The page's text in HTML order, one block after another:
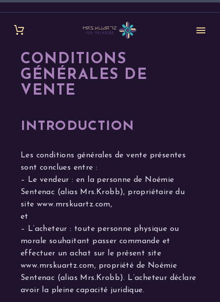
CONDITIONS
GÉNÉRALES DE
VENTE
INTRODUCTION
Les conditions générales de vente présentes
sont conclues entre :
– Le vendeur : en la personne de Noémie
Sentenac (alias Mrs.Krobb), propriétaire du
site www.mrskuartz.com,
et
– L’acheteur : toute personne physique ou
morale souhaitant passer commande et
effectuer un achat sur le présent site
www.mrskuartz.com, propriété de Noémie
Sentenac (alias Mrs.Krobb). L’acheteur déclare
avoir la pleine capacité juridique.